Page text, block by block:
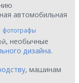
автомобильная
фотографы
, необычные
дизайна.
, машинам